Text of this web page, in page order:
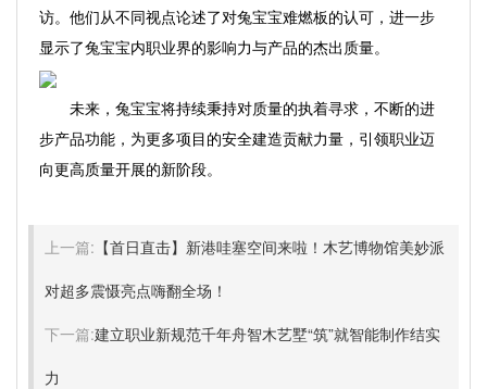
访。他们从不同视点论述了对兔宝宝难燃板的认可，进一步
显示了兔宝宝内职业界的影响力与产品的杰出质量。
未来，兔宝宝将持续秉持对质量的执着寻求，不断的进
步产品功能，为更多项目的安全建造贡献力量，引领职业迈
向更高质量开展的新阶段。
上一篇: 【首日直击】新港哇塞空间来啦！木艺博物馆美妙派
对超多震慑亮点嗨翻全场！
下一篇:建立职业新规范千年舟智木艺墅“筑”就智能制作结实
力